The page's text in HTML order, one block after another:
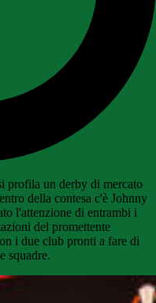
profila un derby di mercato
della contesa c'è Johnny
l'attenzione di entrambi i
del promettente
i due club pronti a fare di
squadre.